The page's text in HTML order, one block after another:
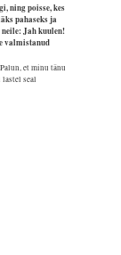
ning poisse, kes
pahaseks ja
neile: Jah kuulen!
valmistanud
et minu tänu
seal